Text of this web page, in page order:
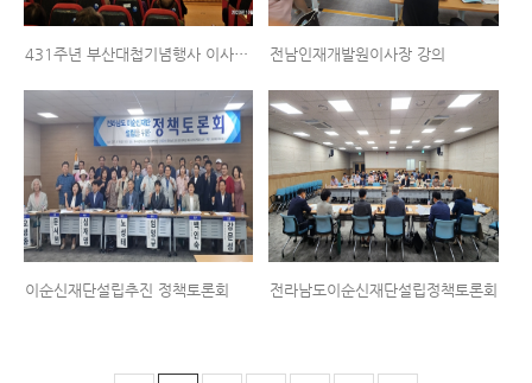
431주년 부산대첩기념행사 이사장축사 전남인재개발원이사장 강의
이순신재단설립추진 정책토론회 전라남도이순신재단설립정책토론회